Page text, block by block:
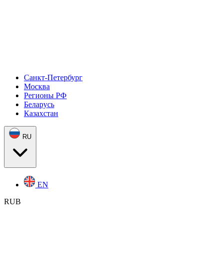
Санкт-Петербург
Москва
Регионы РФ
Беларусь
Казахстан
RU
EN
RUB